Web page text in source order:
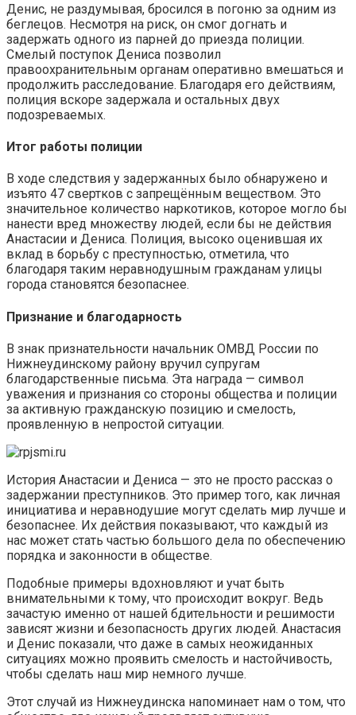
Денис, не раздумывая, бросился в погоню за одним из
беглецов. Несмотря на риск, он смог догнать и
задержать одного из парней до приезда полиции.
Смелый поступок Дениса позволил
правоохранительным органам оперативно вмешаться и
продолжить расследование. Благодаря его действиям,
полиция вскоре задержала и остальных двух
подозреваемых.
Итог работы полиции
В ходе следствия у задержанных было обнаружено и
изъято 47 свертков с запрещённым веществом. Это
значительное количество наркотиков, которое могло бы
нанести вред множеству людей, если бы не действия
Анастасии и Дениса. Полиция, высоко оценившая их
вклад в борьбу с преступностью, отметила, что
благодаря таким неравнодушным гражданам улицы
города становятся безопаснее.
Признание и благодарность
В знак признательности начальник ОМВД России по
Нижнеудинскому району вручил супругам
благодарственные письма. Эта награда — символ
уважения и признания со стороны общества и полиции
за активную гражданскую позицию и смелость,
проявленную в непростой ситуации.
История Анастасии и Дениса — это не просто рассказ о
задержании преступников. Это пример того, как личная
инициатива и неравнодушие могут сделать мир лучше и
безопаснее. Их действия показывают, что каждый из
нас может стать частью большого дела по обеспечению
порядка и законности в обществе.
Подобные примеры вдохновляют и учат быть
внимательными к тому, что происходит вокруг. Ведь
зачастую именно от нашей бдительности и решимости
зависят жизни и безопасность других людей. Анастасия
и Денис показали, что даже в самых неожиданных
ситуациях можно проявить смелость и настойчивость,
чтобы сделать наш мир немного лучше.
Этот случай из Нижнеудинска напоминает нам о том, что